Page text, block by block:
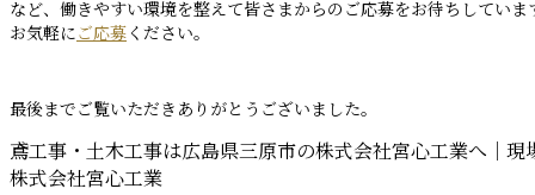
など、働きやすい環境を整えて皆さまからのご応募をお待ちしていま
お気軽に ご応募 ください。
最後までご覧いただきありがとうございました。
鳶工事・土木工事は広島県三原市の株式会社宮心工業へ｜現
株式会社宮心工業